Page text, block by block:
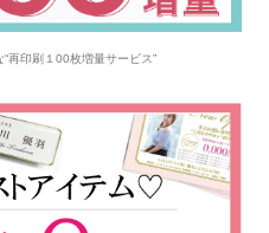
再印刷１00枚増量サービス”